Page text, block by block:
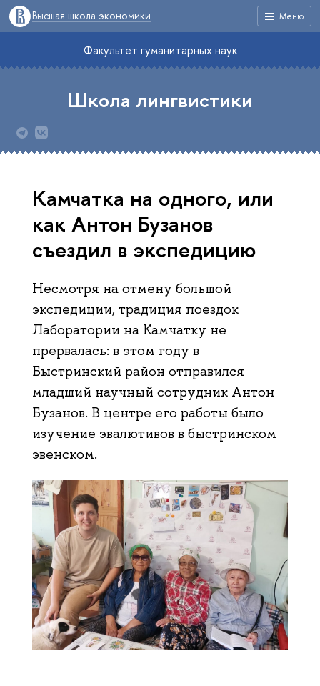
Меню
Высшая школа экономики
Факультет гуманитарных наук
Школа лингвистики
Камчатка на одного, или
как Антон Бузанов
съездил в экспедицию
Несмотря на отмену большой
экспедиции, традиция поездок
Лаборатории на Камчатку не
прервалась: в этом году в
Быстринский район отправился
младший научный сотрудник Антон
Бузанов. В центре его работы было
изучение эвалютивов в быстринском
эвенском.